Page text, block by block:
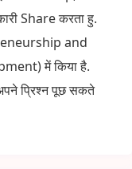
Share करता हु.
and
में किया है.
प्रिश्न पूछ सकते